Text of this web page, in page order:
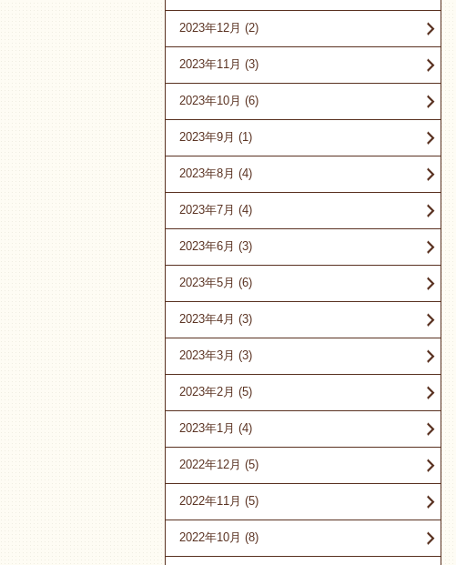
2023年12月 (2)
2023年11月 (3)
2023年10月 (6)
2023年9月 (1)
2023年8月 (4)
2023年7月 (4)
2023年6月 (3)
2023年5月 (6)
2023年4月 (3)
2023年3月 (3)
2023年2月 (5)
2023年1月 (4)
2022年12月 (5)
2022年11月 (5)
2022年10月 (8)